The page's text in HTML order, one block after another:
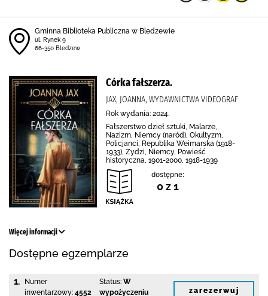
Gminna Biblioteka Publiczna w Bledzewie
ul. Rynek 9
66-350 Bledzew
Córka fałszerza.
JAX, JOANNA, WYDAWNICTWA VIDEOGRAF
Rok wydania: 2024.
Fałszerstwo dzieł sztuki, Malarze,
Nazizm, Niemcy (naród), Okultyzm,
Policjanci, Republika Weimarska (1918-
1933), Żydzi, Niemcy, Powieść
historyczna, 1901-2000, 1918-1939
dostępne:
0 z 1
Więcej informacji
Dostępne egzemplarze
1.
Numer
inwentarzowy: 4552
Status: W
wypożyczeniu
zarezerwuj